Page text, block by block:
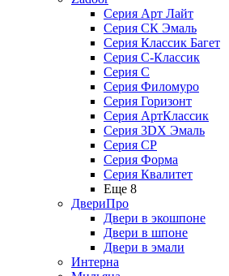
Серия Арт Лайт
Серия СК Эмаль
Серия Классик Багет
Серия С-Классик
Серия С
Серия Филомуро
Серия Горизонт
Серия АртКлассик
Серия 3DX Эмаль
Серия СP
Серия Форма
Серия Квалитет
Еще 8
ДвериПро
Двери в экошпоне
Двери в шпоне
Двери в эмали
Интерна